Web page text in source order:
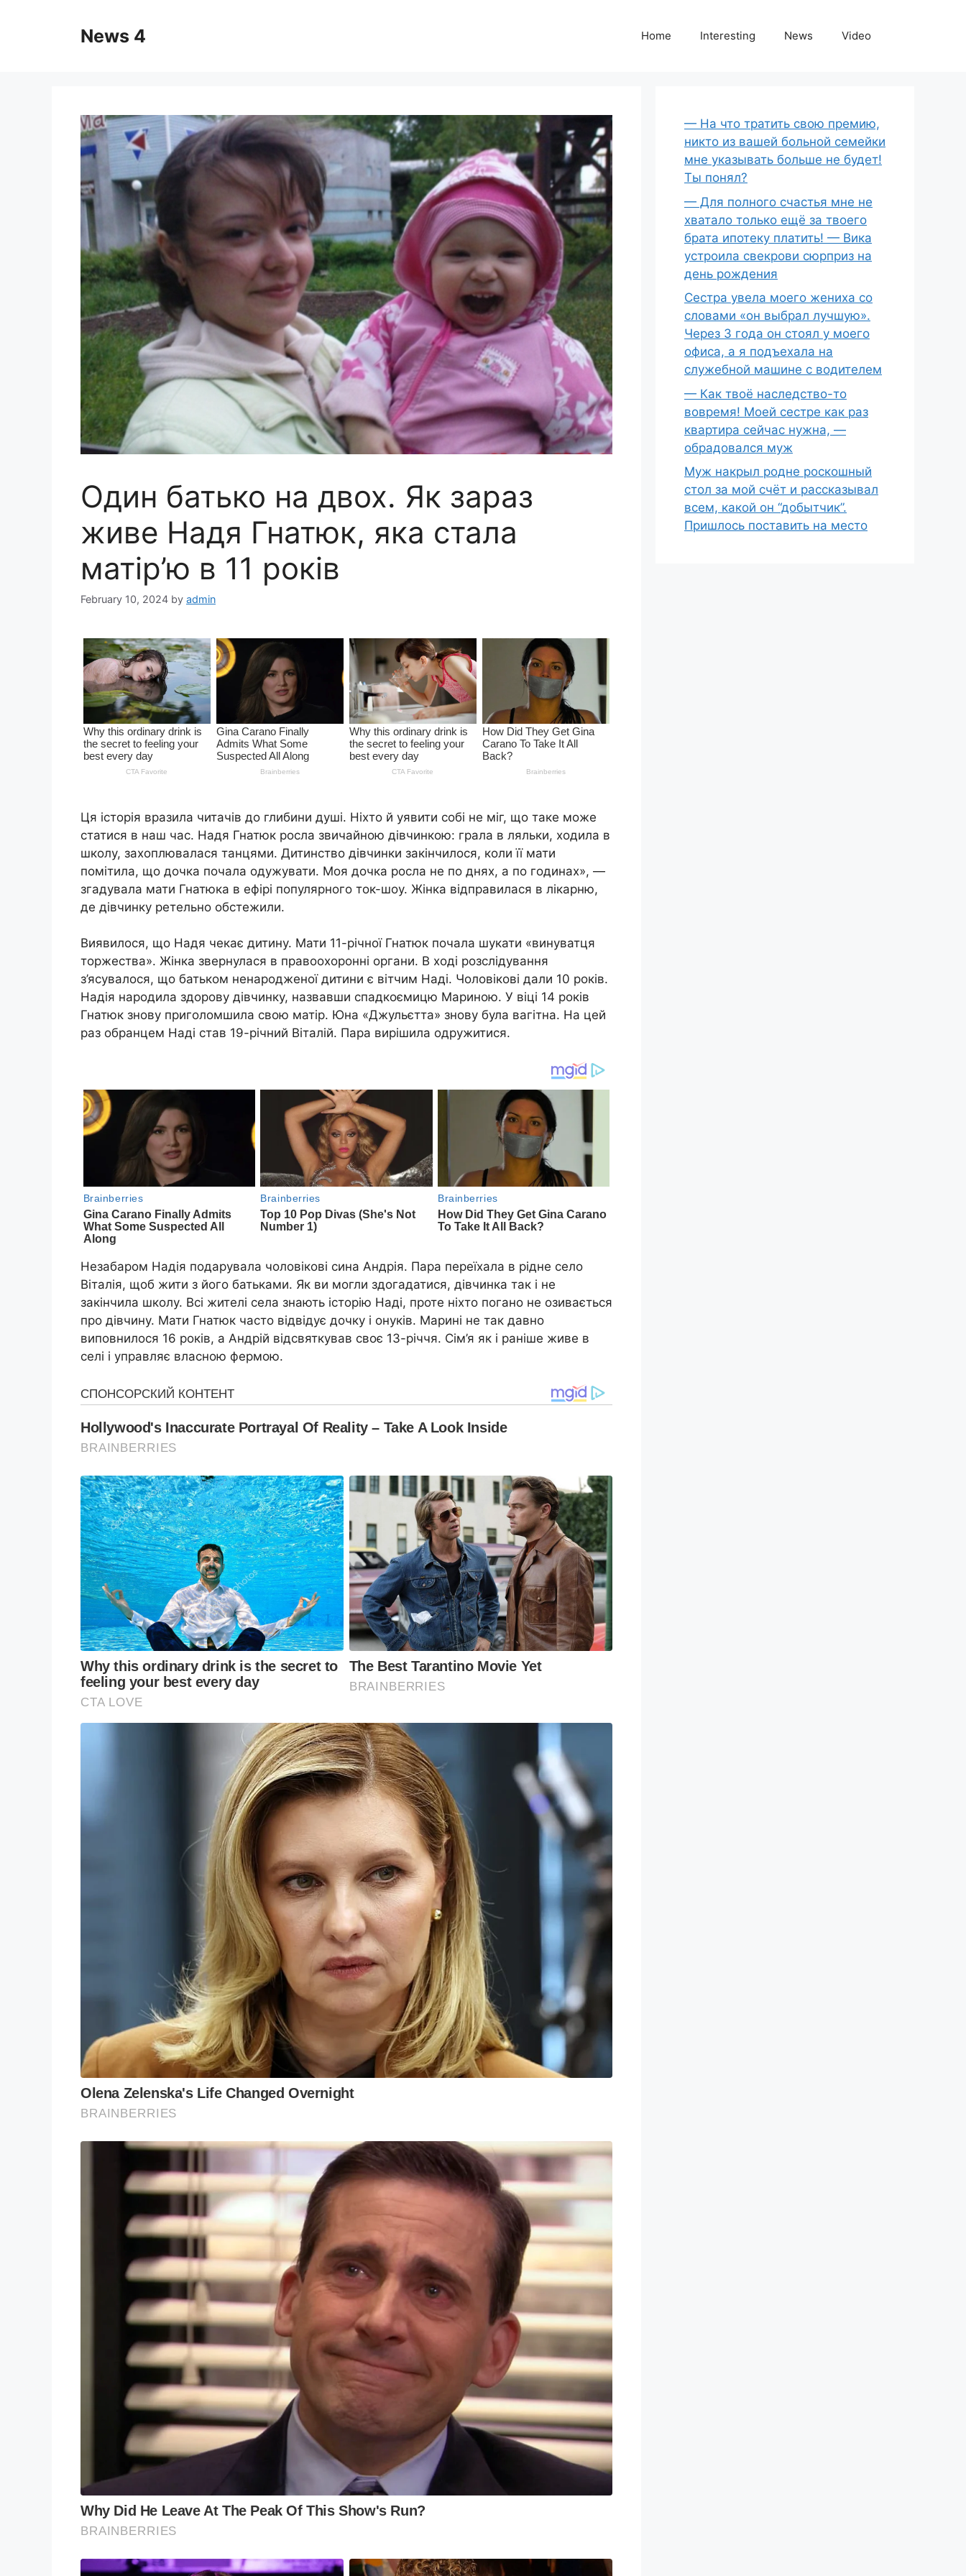
News 4 Home Interesting News Video
Один батько на двох. Як зараз
живе Надя Гнатюк, яка стала
матір’ю в 11 років
February 10, 2024 by admin
Ця історія вразила читачів до глибини душі. Ніхто й уявити собі не міг, що таке може
статися в наш час. Надя Гнатюк росла звичайною дівчинкою: грала в ляльки, ходила в
школу, захоплювалася танцями. Дитинство дівчинки закінчилося, коли її мати
помітила, що дочка почала одужувати. Моя дочка росла не по днях, а по годинах», —
згадувала мати Гнатюка в ефірі популярного ток-шоу. Жінка відправилася в лікарню,
де дівчинку ретельно обстежили.
Виявилося, що Надя чекає дитину. Мати 11-річної Гнатюк почала шукати «винуватця
торжества». Жінка звернулася в правоохоронні органи. В ході розслідування
з’ясувалося, що батьком ненародженої дитини є вітчим Наді. Чоловікові дали 10 років.
Надія народила здорову дівчинку, назвавши спадкоємицю Мариною. У віці 14 років
Гнатюк знову приголомшила свою матір. Юна «Джульєтта» знову була вагітна. На цей
раз обранцем Наді став 19-річний Віталій. Пара вирішила одружитися.
Незабаром Надія подарувала чоловікові сина Андрія. Пара переїхала в рідне село
Віталія, щоб жити з його батьками. Як ви могли здогадатися, дівчинка так і не
закінчила школу. Всі жителі села знають історію Наді, проте ніхто погано не озивається
про дівчину. Мати Гнатюк часто відвідує дочку і онуків. Марині не так давно
виповнилося 16 років, а Андрій відсвяткував своє 13-річчя. Сім’я як і раніше живе в
селі і управляє власною фермою.
— На что тратить свою премию,
никто из вашей больной семейки
мне указывать больше не будет!
Ты понял?
— Для полного счастья мне не
хватало только ещё за твоего
брата ипотеку платить! — Вика
устроила свекрови сюрприз на
день рождения
Сестра увела моего жениха со
словами «он выбрал лучшую».
Через 3 года он стоял у моего
офиса, а я подъехала на
служебной машине с водителем
— Как твоё наследство-то
вовремя! Моей сестре как раз
квартира сейчас нужна, —
обрадовался муж
Муж накрыл родне роскошный
стол за мой счёт и рассказывал
всем, какой он “добытчик”.
Пришлось поставить на место